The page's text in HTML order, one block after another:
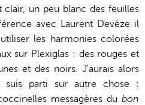
un peu blanc des feuilles
avec Laurent Devèze il
les harmonies colorées
sur Plexiglas : des rouges et
et des noirs. J'aurais alors
suis parti sur autre chose :
messagères du bon